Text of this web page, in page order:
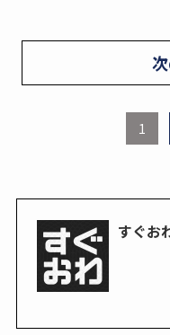
1
すぐお